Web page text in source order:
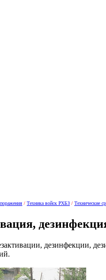
/ Техника войск РХБЗ / Технические
дезинфекции,